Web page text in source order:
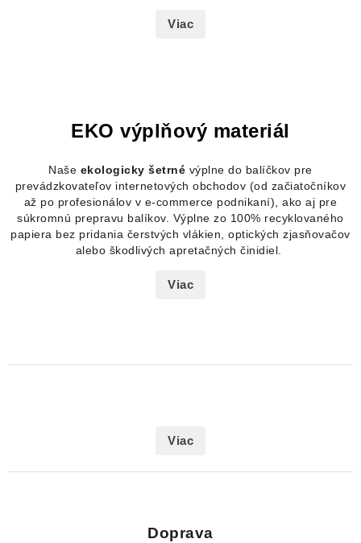
Viac
EKO výplňový materiál
Naše ekologicky šetrné výplne do balíčkov pre
prevádzkovateľov internetových obchodov (od začiatočníkov
až po profesionálov v e-commerce podnikaní), ako aj pre
súkromnú prepravu balíkov. Výplne zo 100% recyklovaného
papiera bez pridania čerstvých vlákien, optických zjasňovačov
alebo škodlivých apretačných činidiel.
Viac
Viac
Doprava